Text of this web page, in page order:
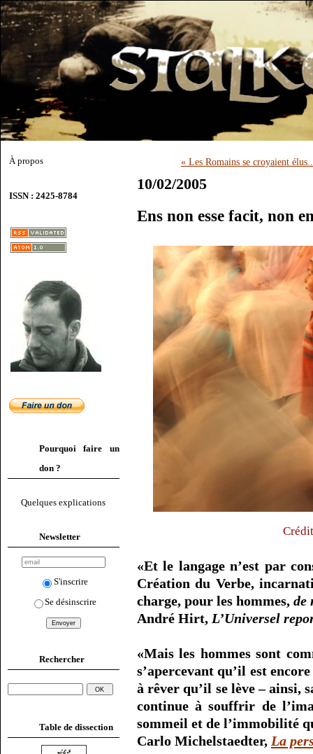
À propos
ISSN : 2425-8784
Pourquoi faire un
don ?
Quelques explications
Newsletter
S'inscrire
Se désinscrire
Rechercher
Table de dissection
« Les Romains se croyaient
10/02/2005
Ens non esse facit, non
«Et le langage n’est par
Création du Verbe,
charge, pour les hommes, de
André Hirt, L’Universel
«Mais les hommes sont
s’apercevant qu’il est
à rêver qu’il se lève – ainsi,
continue à souffrir de
sommeil et de l’immobilité
Carlo Michelstaedter, La